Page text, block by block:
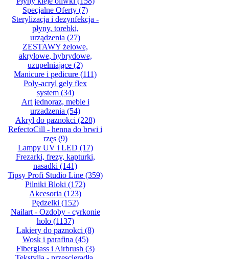
Specjalne Oferty (7)
Sterylizacja i dezynfekcja -
płyny, torebki,
urządzenia (27)
ZESTAWY żelowe,
akrylowe, hybrydowe,
uzupełniające (2)
Manicure i pedicure (111)
Poly-acryl gely flex
system(34)
Art jednoraz, meble i
urzadzenia (54)
Akryl do paznokci (228)
RefectoCill - henna do brwi i
rzęs(9)
Lampy UV i LED (17)
Frezarki, frezy, kapturki,
nasadki (141)
Tipsy Profi Studio Line (359)
Pilniki Bloki (172)
Akcesoria (123)
Pędzelki (152)
Nailart - Ozdoby - cyrkonie
holo(1137)
Lakiery do paznokci (8)
Wosk i parafina (45)
Fiberglass i Airbrush (3)